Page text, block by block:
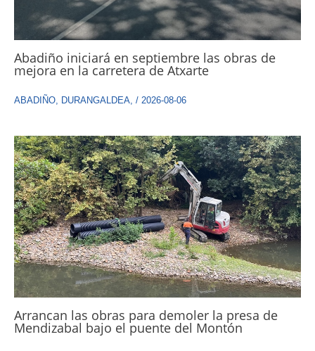
Abadiño iniciará en septiembre las obras de
mejora en la carretera de Atxarte
ABADIÑO DURANGALDEA / 2026-08-06
Arrancan las obras para demoler la presa de
Mendizabal bajo el puente del Montón